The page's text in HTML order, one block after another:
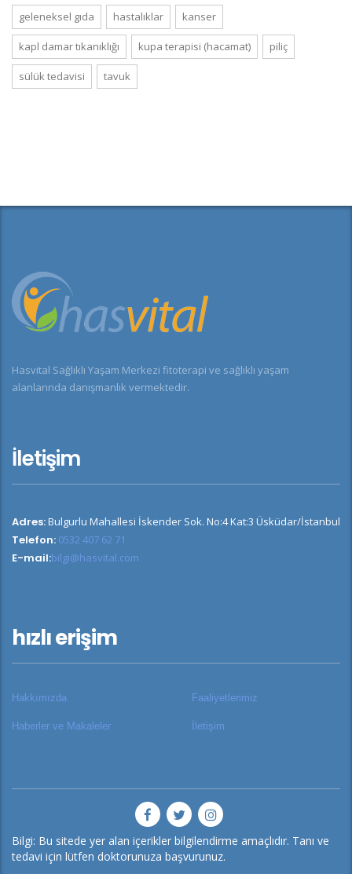
geleneksel gıda hastalıklar kanser
kapl damar tıkanıklığı kupa terapisi (hacamat) piliç
sülük tedavisi tavuk
Hasvital Sağlıklı Yaşam Merkezi fitoterapi ve sağlıklı yaşam
alanlarında danışmanlık vermektedir.
İletişim
Adres:Bulgurlu Mahallesi İskender Sok. No:4 Kat:3 Üsküdar/İstanbul
Telefon: 0532 407 62 71
E-mail:bilgi@hasvital.com
hızlı erişim
Hakkımızda Faaliyetlerimiz
Haberler ve Makaleler İletişim
Bilgi: Bu sitede yer alan içerikler bilgilendirme amaçlıdır. Tanı ve
tedavi için lütfen doktorunuza başvurunuz.